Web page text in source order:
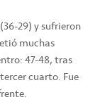
29) y sufrieron
muchas
47-48, tras
cuarto. Fue